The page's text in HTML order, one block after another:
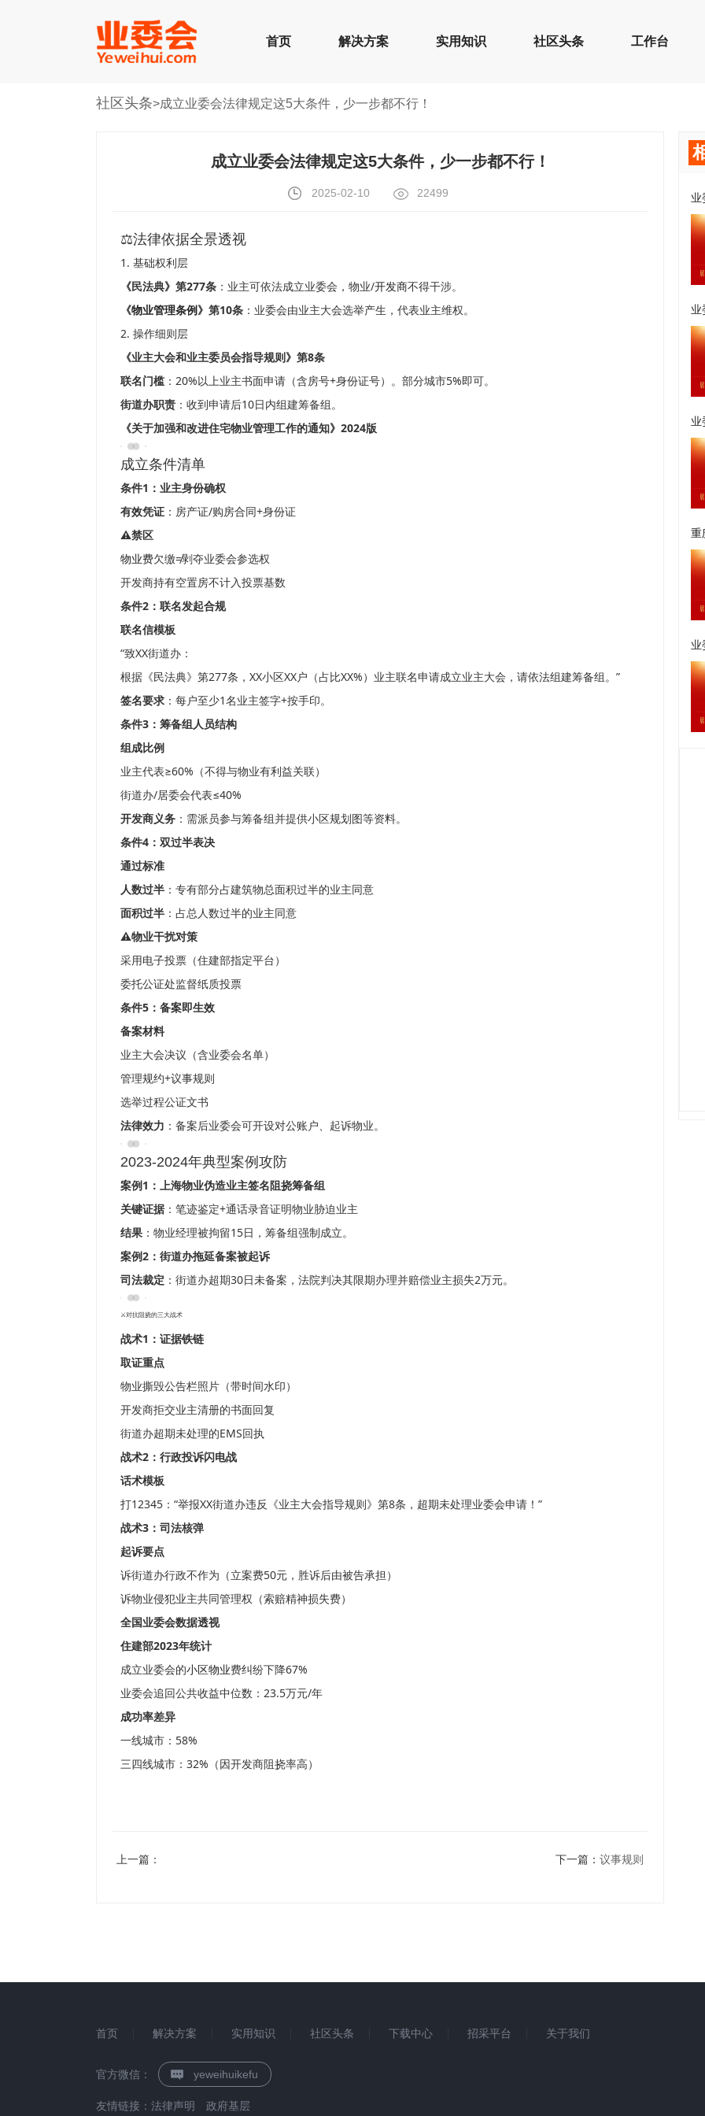
首页 解决方案 实用知识 社区头条 工作台
社区头条>成立业委会法律规定这5大条件，少一步都不行！
成立业委会法律规定这5大条件，少一步都不行！
2025-02-10 22499
⚖️法律依据全景透视
1. 基础权利层
《民法典》第277条 ：业主可依法成立业委会，物业/开发商不得干涉。
《物业管理条例》第10条 ：业委会由业主大会选举产生，代表业主维权。
2. 操作细则层
《业主大会和业主委员会指导规则》第8条
联名门槛 ：20%以上业主书面申请（含房号+身份证号）。部分城市5%即可。
街道办职责 ：收到申请后10日内组建筹备组。
《关于加强和改进住宅物业管理工作的通知》2024版
成立条件清单
条件1：业主身份确权
有效凭证 ：房产证/购房合同+身份证
⚠️禁区
物业费欠缴≠剥夺业委会参选权
开发商持有空置房不计入投票基数
条件2：联名发起合规
联名信模板
“致XX街道办：
根据《民法典》第277条，XX小区XX户（占比XX%）业主联名申请成立业主大会，请依法组建筹备组。”
签名要求 ：每户至少1名业主签字+按手印。
条件3：筹备组人员结构
组成比例
业主代表≥60%（不得与物业有利益关联）
街道办/居委会代表≤40%
开发商义务 ：需派员参与筹备组并提供小区规划图等资料。
条件4：双过半表决
通过标准
人数过半 ：专有部分占建筑物总面积过半的业主同意
面积过半 ：占总人数过半的业主同意
⚠️物业干扰对策
采用电子投票（住建部指定平台）
委托公证处监督纸质投票
条件5：备案即生效
备案材料
业主大会决议（含业委会名单）
管理规约+议事规则
选举过程公证文书
法律效力 ：备案后业委会可开设对公账户、起诉物业。
️2023-2024年典型案例攻防
案例1：上海物业伪造业主签名阻挠筹备组
关键证据 ：笔迹鉴定+通话录音证明物业胁迫业主
结果 ：物业经理被拘留15日，筹备组强制成立。
案例2：街道办拖延备案被起诉
司法裁定 ：街道办超期30日未备案，法院判决其限期办理并赔偿业主损失2万元。
⚔️对抗阻挠的三大战术
战术1：证据铁链
取证重点
物业撕毁公告栏照片（带时间水印）
开发商拒交业主清册的书面回复
街道办超期未处理的EMS回执
战术2：行政投诉闪电战
话术模板
打12345：“举报XX街道办违反《业主大会指导规则》第8条，超期未处理业委会申请！”
战术3：司法核弹
起诉要点
诉街道办行政不作为（立案费50元，胜诉后由被告承担）
诉物业侵犯业主共同管理权（索赔精神损失费）
全国业委会数据透视
住建部2023年统计
成立业委会的小区物业费纠纷下降67%
业委会追回公共收益中位数：23.5万元/年
成功率差异
一线城市：58%
三四线城市：32%（因开发商阻挠率高）
上一篇： 下一篇： 议事规则
业
业
业
重
业
首页 解决方案 实用知识 社区头条 下载中心 招采平台 关于我们
官方微信： yeweihuikefu
友情链接： 法律声明 政府基层